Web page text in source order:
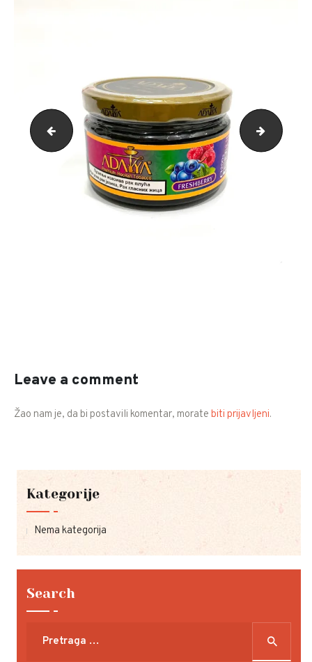
Dubai 200g Grape
Leave a comment
Žao nam je, da bi postavili komentar, morate biti prijavljeni.
Kategorije
Nema kategorija
Search